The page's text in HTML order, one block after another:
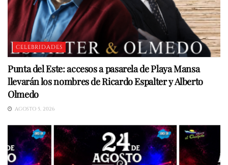
CELEBRIDADES
Punta del Este: accesos a pasarela de Playa Mansa
llevarán los nombres de Ricardo Espalter y Alberto
Olmedo
AGOSTO 5, 2026